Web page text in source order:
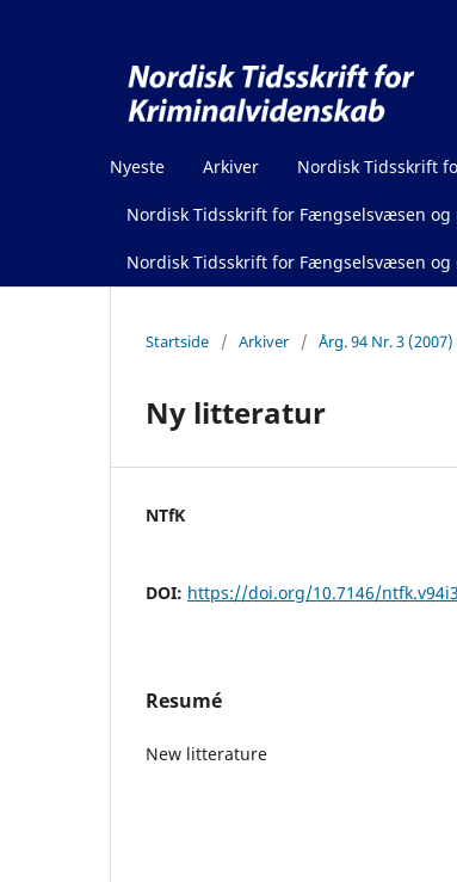
Nyeste Arkiver Nordisk Tidsskrift
Nordisk Tidsskrift for Fængselsvæsen og
Nordisk Tidsskrift for Fængselsvæsen
Startside / Arkiver / Årg. 94 Nr. 3 (2007)
Ny litteratur
NTfK
DOI: https://doi.org/10.7146/
Resumé
New litterature